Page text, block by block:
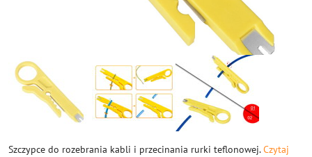
Szczypce do rozebrania kabli i przecinania rurki teflonowej.Czytaj